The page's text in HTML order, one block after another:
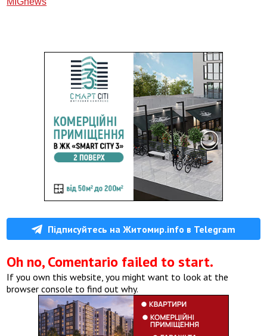
Підписуйтесь на Житомир.info в Telegram
Oh no, Comentario failed to start.
If you own this website, you might want to look at the
browser console to find out why.